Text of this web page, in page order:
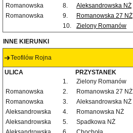
Romanowska
8. Aleksandrowska NŻ
Romanowska
9.
Romanowska 27 NŻ
10.
Zielony Romanów
INNE KIERUNKI
Teofilów Rojna
ULICA PRZYSTANEK
1.
Zielony Romanów
Romanowska
2.
Romanowska 27 NŻ
Romanowska
3.
Aleksandrowska NŻ
Aleksandrowska
4.
Romanowska NŻ
Aleksandrowska
5.
Spadkowa NŻ